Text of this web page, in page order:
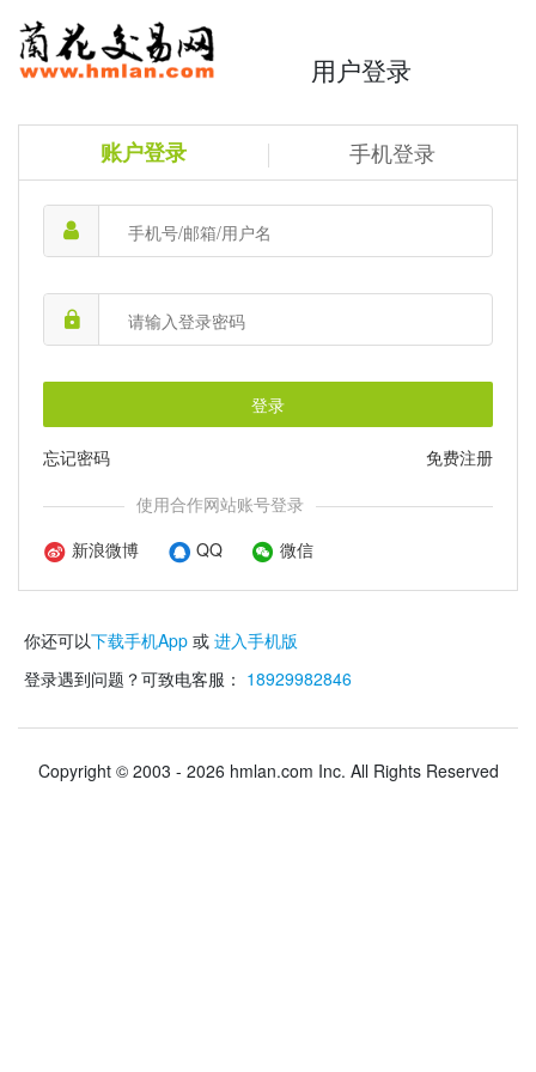
用户登录
账户登录 手机登录
登录
免费注册
忘记密码
使用合作网站账号登录
新浪微博
QQ 微信
你还可以下载手机App 或 进入手机版
登录遇到问题？可致电客服： 18929982846
Copyright © 2003 - 2026 hmlan.com Inc. All Rights Reserved